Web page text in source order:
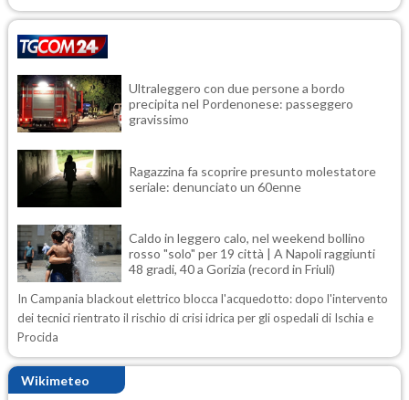
Ultraleggero con due persone a bordo
precipita nel Pordenonese: passeggero
gravissimo
Ragazzina fa scoprire presunto molestatore
seriale: denunciato un 60enne
Caldo in leggero calo, nel weekend bollino
rosso "solo" per 19 città | A Napoli raggiunti
48 gradi, 40 a Gorizia (record in Friuli)
In Campania blackout elettrico blocca l'acquedotto: dopo l'intervento
dei tecnici rientrato il rischio di crisi idrica per gli ospedali di Ischia e
Procida
Wikimeteo